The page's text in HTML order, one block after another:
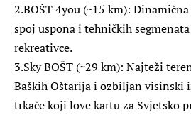
2.BOŠT 4you (~15 km):
spoj uspona i tehničkih
rekreativce.
3.Sky BOŠT (~29 km): Najteži
Baških Oštarija i ozbiljan visinski
trkače koji love kartu za Svjetsko